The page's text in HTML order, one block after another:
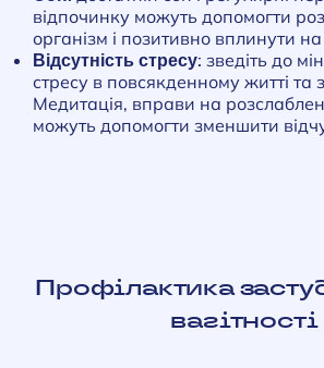
відпочинку можуть допомогти
організм і позитивно вплинути
Відсутність стресу: зведіть до
стресу в повсякденному житті та
Медитація, вправи на
можуть допомогти зменшити
Профілактика
вагітності